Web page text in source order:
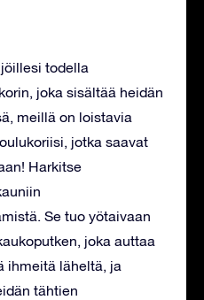
todella
joka sisältää heidän
meillä on loistavia
jotka saavat
Harkitse
Se tuo yötaivaan
joka auttaa
ihmeitä läheltä, ja
tähtien